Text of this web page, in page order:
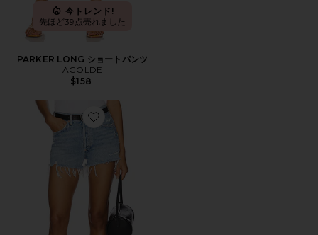
今トレンド!
先ほど39点売れました
PARKER LONG ショートパンツ
AGOLDE
$158
Favorite PARKER ビンテージカットオフショートパンツ